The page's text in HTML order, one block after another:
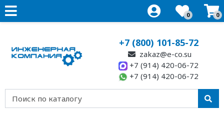
0 0
+7 (800) 101-85-72
zakaz@e-co.su
+7 (914) 420-06-72
+7 (914) 420-06-72